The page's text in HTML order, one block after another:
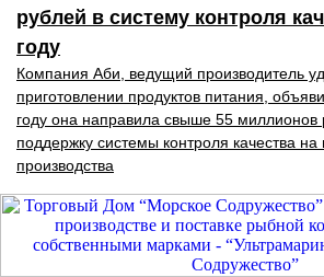
рублей в систему контроля
году
Компания Аби, ведущий производитель
приготовлении продуктов питания,
году она направила свыше 55 миллионов
поддержку системы контроля качества на
производства